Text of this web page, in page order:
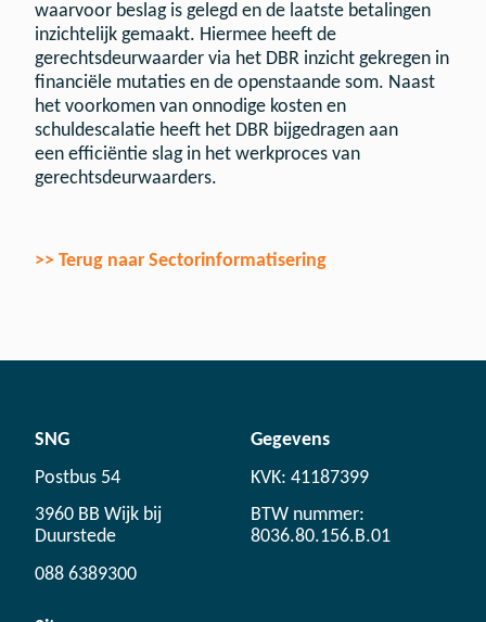
waarvoor beslag is gelegd en de laatste betalingen
inzichtelijk gemaakt. Hiermee heeft de
gerechtsdeurwaarder via het DBR inzicht gekregen in
financiële mutaties en de openstaande som. Naast
het voorkomen van onnodige kosten en
schuldescalatie heeft het DBR bijgedragen aan
een efficiëntie slag in het werkproces van
gerechtsdeurwaarders.
>> Terug naar Sectorinformatisering
SNG
Postbus 54
3960 BB Wijk bij
Duurstede
088 6389300
Gegevens
KVK: 41187399
BTW nummer:
8036.80.156.B.01